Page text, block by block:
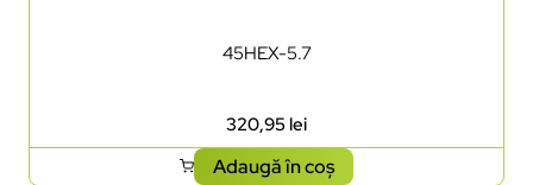
45HEX-5.7
320,95lei
Adaugă în coș